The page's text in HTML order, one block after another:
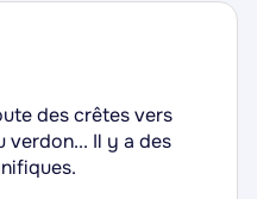
des crêtes vers
verdon... Il y a des